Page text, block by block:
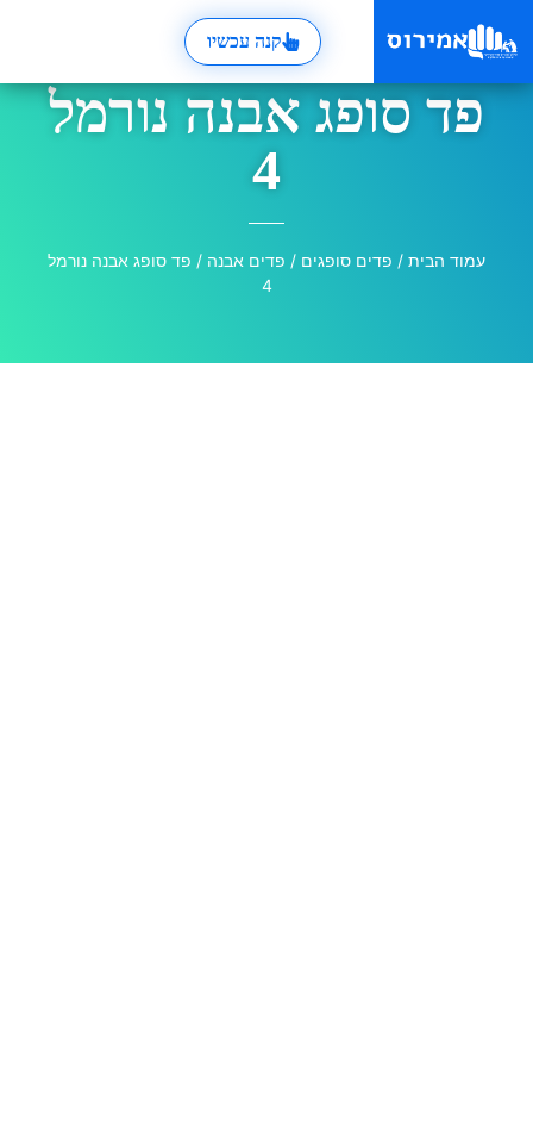
קנה עכשיו
פד סופג אבנה נורמל
4
עמוד הבית / פדים סופגים / פדים אבנה / פד סופג אבנה נורמל
4